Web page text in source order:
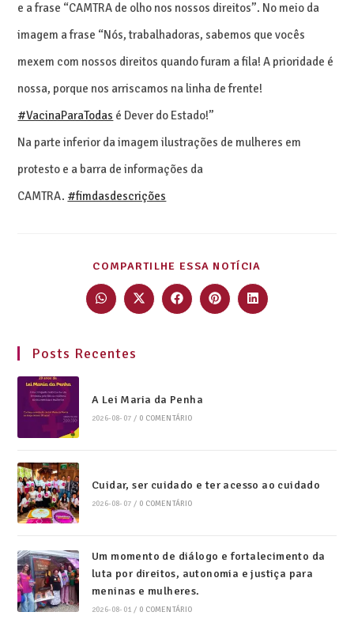
e a frase “CAMTRA de olho nos nossos direitos”. No meio da
imagem a frase “Nós, trabalhadoras, sabemos que vocês
mexem com nossos direitos quando furam a fila! A prioridade é
nossa, porque nos arriscamos na linha de frente!
#VacinaParaTodas é Dever do Estado!”
Na parte inferior da imagem ilustrações de mulheres em
protesto e a barra de informações da
CAMTRA. #fimdasdescrições
COMPARTILHE ESSA NOTÍCIA
Posts Recentes
A Lei Maria da Penha
2026-08-07 / 0 COMENTÁRIO
Cuidar, ser cuidado e ter acesso ao cuidado
2026-08-07 / 0 COMENTÁRIO
Um momento de diálogo e fortalecimento da
luta por direitos, autonomia e justiça para
meninas e mulheres.
2026-08-01 / 0 COMENTÁRIO